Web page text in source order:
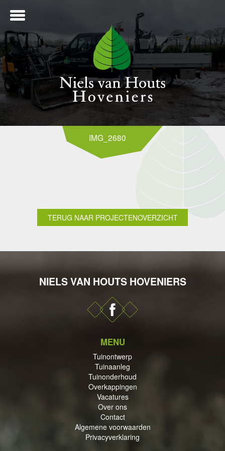
IMG_2680
TERUG NAAR PROJECTENOVERZICHT
NIELS VAN HOUTS HOVENIERS
MENU
Tuinontwerp
Tuinaanleg
Tuinonderhoud
Overkappingen
Vacatures
Over ons
Contact
Algemene voorwaarden
Privacyverklaring